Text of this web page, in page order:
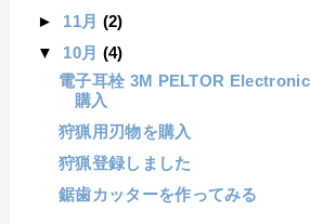
► 11月 (2)
▼
10月 (4)
電子耳栓 3M PELTOR
購入
狩猟用刃物を購入
狩猟登録しました
鋸歯カッターを作ってみる